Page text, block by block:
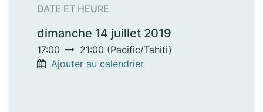
DATE ET HEURE
dimanche 14 juillet 2019
17:00 21:00 (Pacific/Tahiti)
Ajouter au calendrier